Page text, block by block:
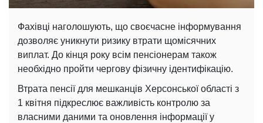
Фахівці наголошують, що своєчасне інформування
дозволяє уникнути ризику втрати щомісячних
виплат. До кінця року всім пенсіонерам також
необхідно пройти чергову фізичну ідентифікацію.
Втрата пенсії для мешканців Херсонської області з
1 квітня підкреслює важливість контролю за
власними даними та оновлення інформації у